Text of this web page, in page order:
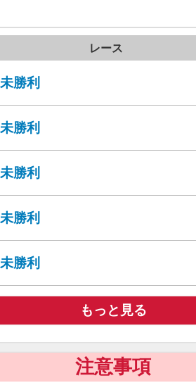
レース
未勝利
未勝利
未勝利
未勝利
未勝利
もっと見る
注意事項